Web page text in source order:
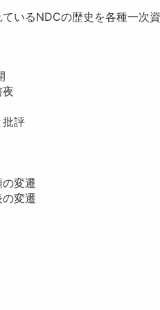
いるNDCの歴史を各種一次資
評
変遷
変遷